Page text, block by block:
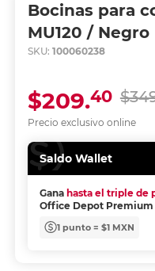
Bocinas para
MU120 / Negro
SKU: 100060238
Precio exclusivo online
$209.40
Saldo Wallet
Gana hasta el triple de
Office Depot Premium
1 punto = $1 MXN